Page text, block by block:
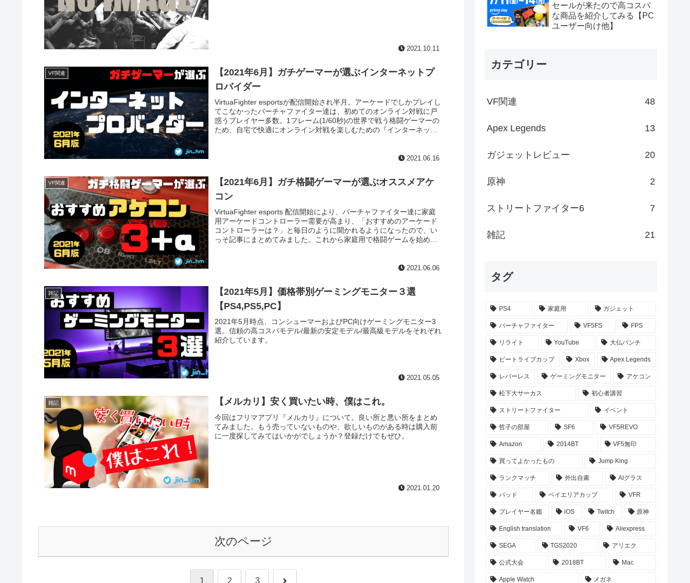
2021.10.11
VF関連
【2021年6月】ガチゲーマーが選ぶインターネットプ
ロバイダー
VirtuaFighter esportsが配信開始され半月。アーケードでしかプレイし
てこなかったバーチャファイター達は、初めてのオンライン対戦に戸
惑うプレイヤー多数。1フレーム(1/60秒)の世界で戦う格闘ゲーマーの
ため、自宅で快適にオンライン対戦を楽しむための『インターネット
2021.06.16
VF関連
【2021年6月】ガチ格闘ゲーマーが選ぶオススメアケ
コン
VirtuaFighter esports 配信開始により、バーチャファイター達に家庭
用アーケードコントローラー需要が高まり、「おすすめのアーケード
コントローラーは？」と毎日のように聞かれるようになったので、い
っそ記事にまとめてみました。これから家庭用で格闘ゲームを始める
2021.06.06
雑記
【2021年5月】価格帯別ゲーミングモニター３選
【PS4,PS5,PC】
2021年5月時点、コンシューマーおよびPC向けゲーミングモニター3
選。信頼の高コスパモデル/最新の安定モデル/最高級モデルをそれぞれ
紹介しています。
2021.05.05
雑記 【メルカリ】安く買いたい時、僕はこれ。
今回はフリマアプリ『メルカリ』について。良い所と悪い所をまとめ
てみました。もう売っていないものや、欲しいものがある時は購入前
に一度探してみてはいかがでしょうか？登録だけでもぜひ。
2021.01.20
次のページ
1 2 3 次
セールが来たので高コスパ
な商品を紹介してみる【PC
ユーザー向け他】
カテゴリー
VF関連 48
Apex Legends 13
ガジェットレビュー 20
原神 2
ストリートファイター6 7
雑記 21
タグ
PS4 家庭用 ガジェット
バーチャファイター VF5FS FPS
リライト YouTube 大仏パンチ
ビートライブカップ Xbox Apex Legends
レバーレス ゲーミングモニター アケコン
松下大サーカス 初心者講習
ストリートファイター イベント
哲子の部屋 SF6 VF5REVO
Amazon 2014BT VF5無印
買ってよかったもの Jump King
ランクマッチ 外出自粛 AIグラス
パッド ベイエリアカップ VFR
プレイヤー名鑑 iOS Twitch 原神
English translation VF6 Aliexpress
SEGA TGS2020 アリエク
公式大会 2018BT Mac
Apple Watch メガネ